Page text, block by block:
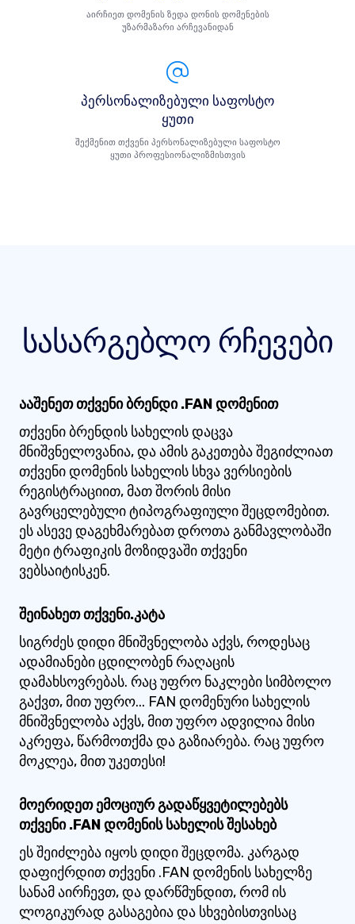
აირჩიეთ დომენის ზედა დონის დომენების
უზარმაზარი არჩევანიდან
პერსონალიზებული საფოსტო
ყუთი
შექმენით თქვენი პერსონალიზებული საფოსტო
ყუთი პროფესიონალიზმისთვის
სასარგებლო რჩევები
ააშენეთ თქვენი ბრენდი .FAN დომენით
თქვენი ბრენდის სახელის დაცვა
მნიშვნელოვანია, და ამის გაკეთება შეგიძლიათ
თქვენი დომენის სახელის სხვა ვერსიების
რეგისტრაციით, მათ შორის მისი
გავრცელებული ტიპოგრაფიული შეცდომებით.
ეს ასევე დაგეხმარებათ დროთა განმავლობაში
მეტი ტრაფიკის მოზიდვაში თქვენი
ვებსაიტისკენ.
შეინახეთ თქვენი.კატა
სიგრძეს დიდი მნიშვნელობა აქვს, როდესაც
ადამიანები ცდილობენ რაღაცის
დამახსოვრებას. რაც უფრო ნაკლები სიმბოლო
გაქვთ, მით უფრო... FAN დომენური სახელის
მნიშვნელობა აქვს, მით უფრო ადვილია მისი
აკრეფა, წარმოთქმა და გაზიარება. რაც უფრო
მოკლეა, მით უკეთესი!
მოერიდეთ ემოციურ გადაწყვეტილებებს
თქვენი .FAN დომენის სახელის შესახებ
ეს შეიძლება იყოს დიდი შეცდომა. კარგად
დაფიქრდით თქვენი .FAN დომენის სახელზე
სანამ აირჩევთ, და დარწმუნდით, რომ ის
ლოგიკურად გასაგებია და სხვებისთვისაც